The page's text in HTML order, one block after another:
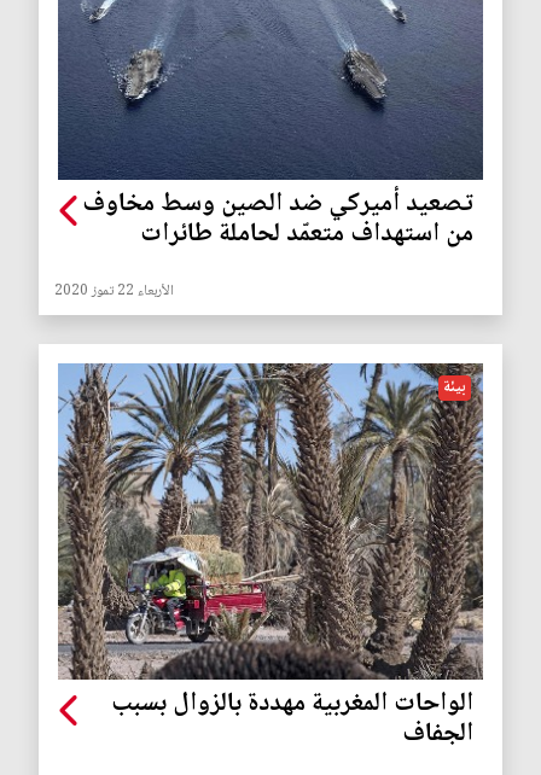
تصعيد أميركي ضد الصين وسط مخاوف
من استهداف متعمّد لحاملة طائرات
الأربعاء 22 تموز 2020
بيئة
الواحات المغربية مهددة بالزوال بسبب
الجفاف